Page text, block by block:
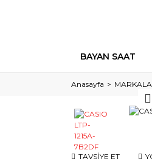
BAYAN SAAT
Anasayfa
TAVSİYE ET